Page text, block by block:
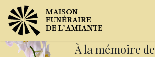
À la mémoire de